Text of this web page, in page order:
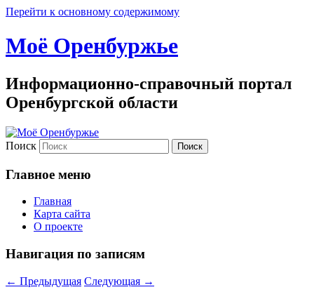
Перейти к основному содержимому
Моё Оренбуржье
Информационно-справочный портал
Оренбургской области
Поиск
Главное меню
Главная
Карта сайта
О проекте
Навигация по записям
← Предыдущая Следующая →